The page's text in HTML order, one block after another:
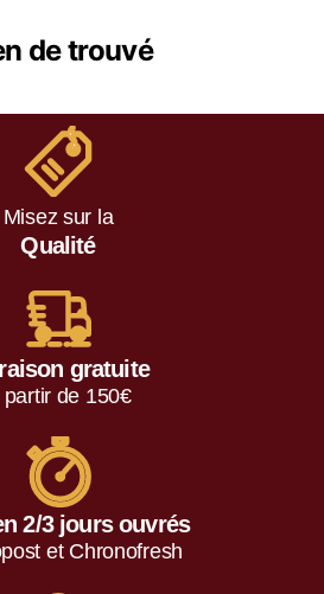
de trouvé
Misez sur la
Qualité
gratuite
partir de 150€
2/3 jours ouvrés
et Chronofresh